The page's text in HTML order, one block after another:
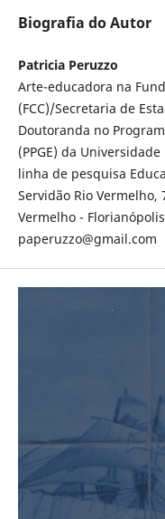
Biografia do Autor
Patricia Peruzzo
Arte-educadora na
(FCC)/Secretaria de
Doutoranda no
(PPGE) da
linha de pesquisa
Servidão Rio Vermelho,
Vermelho -
paperuzzo@gmail.com